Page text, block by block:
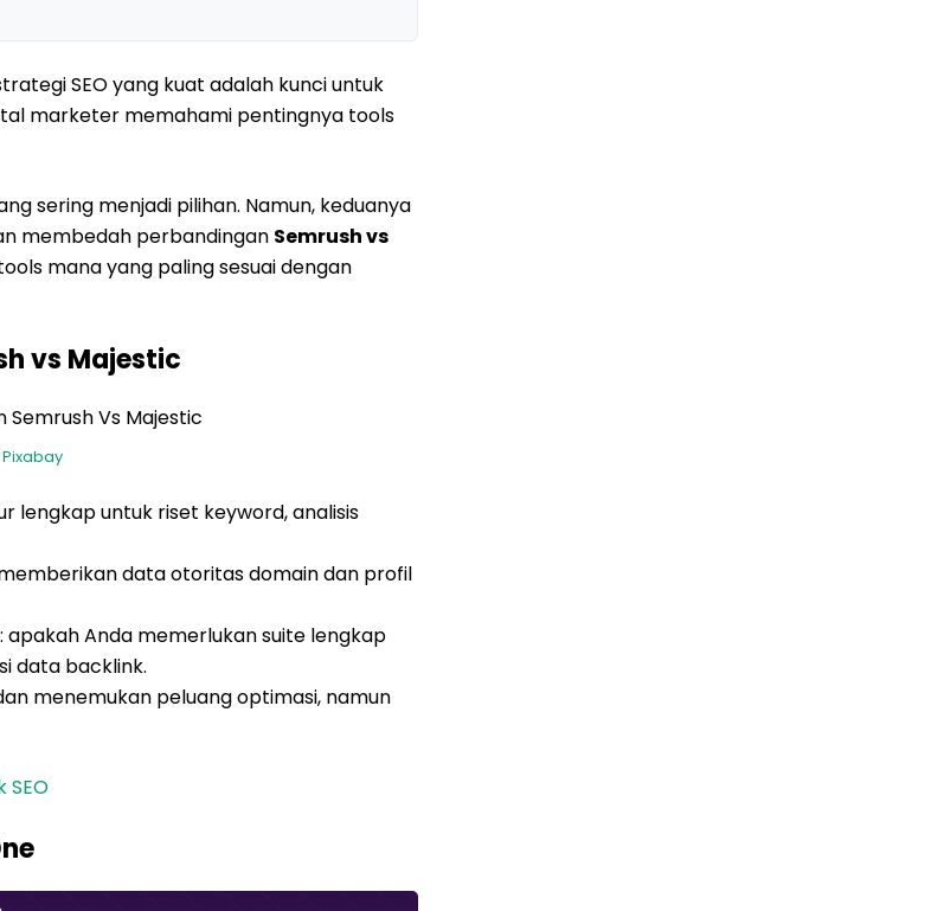
SEO yang kuat adalah kunci untuk
marketer memahami pentingnya tools
sering menjadi pilihan. Namun, keduanya
membedah perbandingan Semrush vs
mana yang paling sesuai dengan
vs Majestic
Pixabay
lengkap untuk riset keyword, analisis
data otoritas domain dan profil
Anda memerlukan suite lengkap
data backlink.
menemukan peluang optimasi, namun
SEO